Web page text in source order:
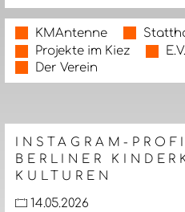
KMAntenne
Projekte im Kiez
Der Verein
INSTAGRAM-
BERLINER
KULTUREN
14.05.2026